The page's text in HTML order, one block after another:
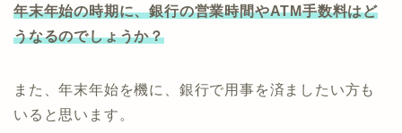
年末年始の時期に、銀行の営業時間やATM手数料はど
うなるのでしょうか？
また、年末年始を機に、銀行で用事を済ましたい方も
いると思います。